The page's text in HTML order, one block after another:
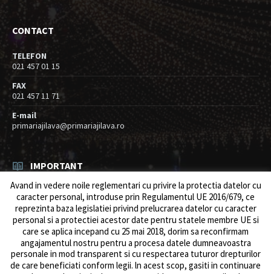
CONTACT
TELEFON
021 457 01 15
FAX
021 457 11 71
E-mail
primariajilava@primariajilava.ro
IMPORTANT
Rezultat concurs expert – proba scrisa
06/08/2026 inResurse umane / Achizitii
Anunt concurs
05/08/2026 Resurse umane / Achizitii
Avand in vedere noile reglementari cu privire la protectia datelor cu
caracter personal, introduse prin Regulamentul UE 2016/679, ce
reprezinta baza legislatiei privind prelucrarea datelor cu caracter
personal si a protectiei acestor date pentru statele membre UE si
care se aplica incepand cu 25 mai 2018, dorim sa reconfirmam
angajamentul nostru pentru a procesa datele dumneavoastra
personale in mod transparent si cu respectarea tuturor drepturilor
de care beneficiati conform legii. ln acest scop, gasiti in continuare